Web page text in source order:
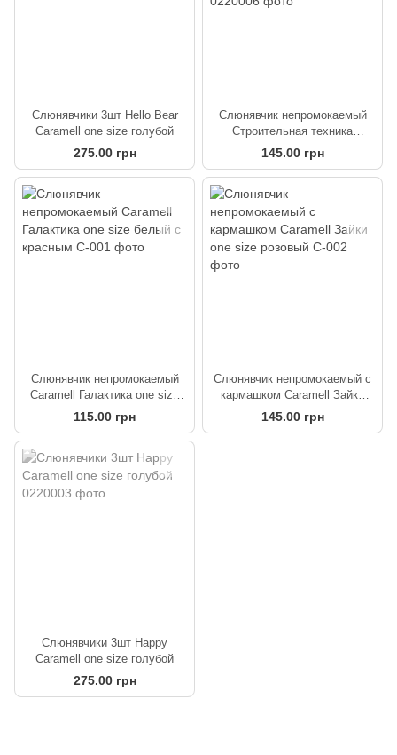
Слюнявчики 3шт Hello Bear
Caramell one size голубой
275.00 грн
Слюнявчик непромокаемый
Строительная техника
Caramell one size синий
145.00 грн
Слюнявчик непромокаемый
Caramell Галактика one size
белый с красным
115.00 грн
Слюнявчик непромокаемый с
кармашком Caramell Зайки
one size розовый
145.00 грн
Слюнявчики 3шт Happy
Caramell one size голубой
275.00 грн